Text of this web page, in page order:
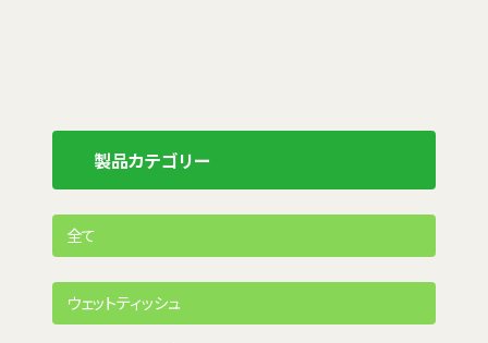
製品カテゴリー
全て
ウェットティッシュ